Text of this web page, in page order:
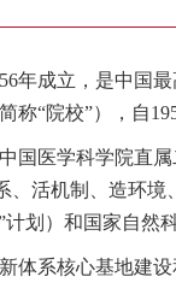
年成立，是中国
称“院校”），自
中国医学科学院直属
、活机制、造环
计划）和国家自然
体系核心基地建